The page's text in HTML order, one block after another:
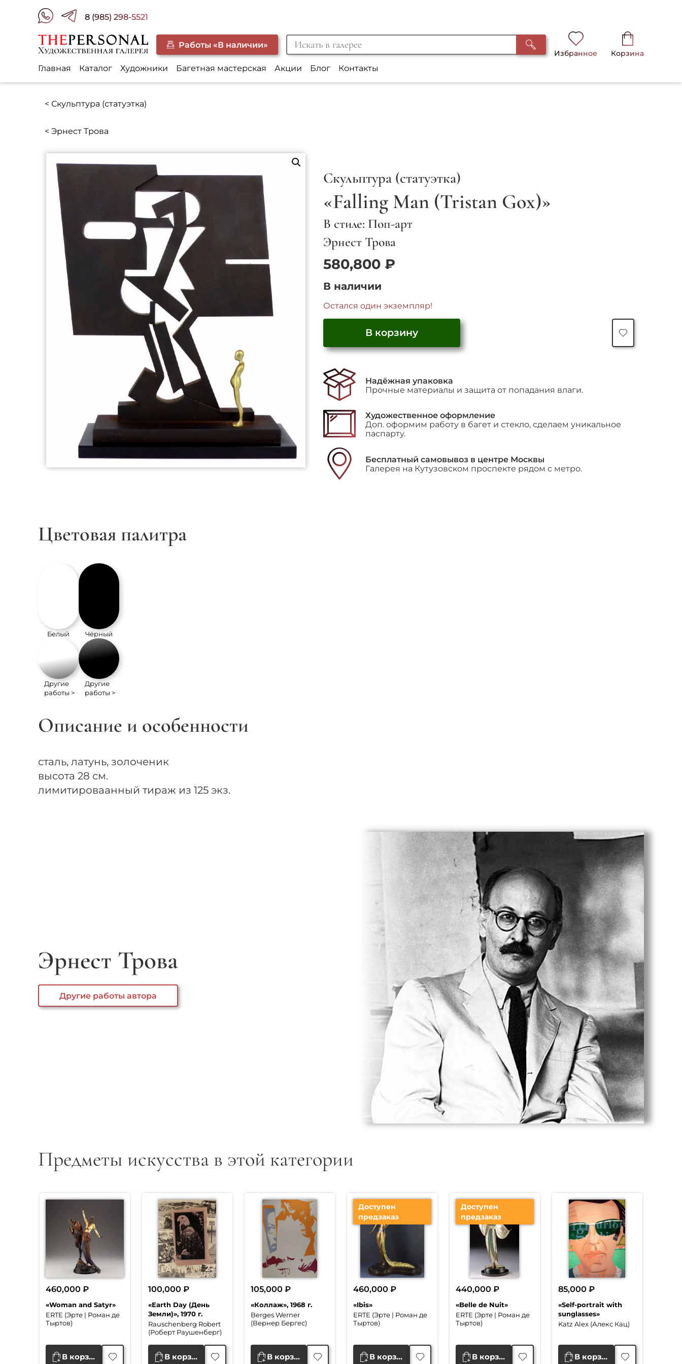
8 (985) 298-5521
Работы «В наличии»
Избранное Корзина
Главная Каталог Художники Багетная мастерская Акции Блог Контакты
< Скульптура (статуэтка)
< Эрнест Трова
Скульптура (статуэтка)
«Falling Man (Tristan Gox)»
В стиле: Поп-арт
Эрнест Трова
580,800 ₽
В наличии
Остался один экземпляр!
В корзину
Надёжная упаковка
Прочные материалы и защита от попадания влаги.
Художественное оформление
Доп. оформим работу в багет и стекло, сделаем уникальное
паспарту.
Бесплатный самовывоз в центре Москвы
Галерея на Кутузовском проспекте рядом с метро.
Цветовая палитра
Белый
Другие
работы >
Чёрный
Другие
работы >
Описание и особенности
сталь, латунь, золоченик
высота 28 см.
лимитироваанный тираж из 125 экз.
Эрнест Трова
Другие работы автора
Предметы искусства в этой категории
«Woman and Satyr»
ERTE (Эрте | Роман де
Тыртов)
460,000₽
В корзину
«Earth Day (День
Земли)», 1970 г.
Rauschenberg Robert
(Роберт Раушенберг)
100,000 ₽
В корзину
«Коллаж», 1968 г.
Berges Werner
(Вернер Бергес)
105,000 ₽
В корзину
Доступен
предзаказ
«Ibis»
ERTE (Эрте | Роман де
Тыртов)
460,000 ₽
В корзину
Доступен
предзаказ
«Belle de Nuit»
ERTE (Эрте | Роман де
Тыртов)
440,000 ₽
В корзину
«Self-portrait with
sunglasses»
Katz Alex (Алекс Кац)
85,000 ₽
В корзину